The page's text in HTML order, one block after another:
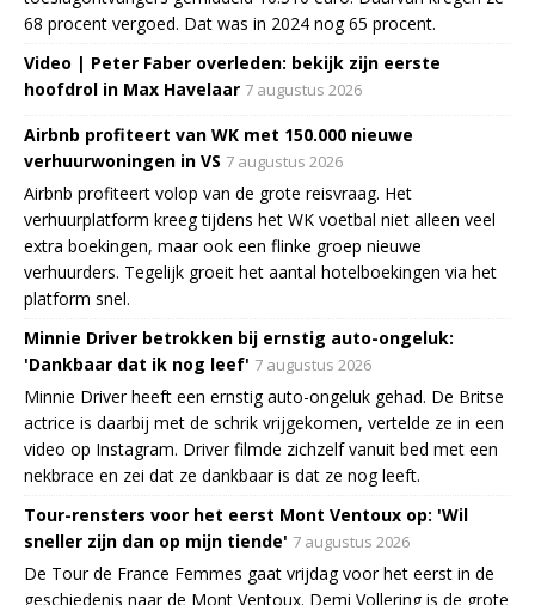
68 procent vergoed. Dat was in 2024 nog 65 procent.
Video | Peter Faber overleden: bekijk zijn eerste
hoofdrol in Max Havelaar 7 augustus 2026
Airbnb profiteert van WK met 150.000 nieuwe
verhuurwoningen in VS 7 augustus 2026
Airbnb profiteert volop van de grote reisvraag. Het
verhuurplatform kreeg tijdens het WK voetbal niet alleen veel
extra boekingen, maar ook een flinke groep nieuwe
verhuurders. Tegelijk groeit het aantal hotelboekingen via het
platform snel.
Minnie Driver betrokken bij ernstig auto-ongeluk:
'Dankbaar dat ik nog leef' 7 augustus 2026
Minnie Driver heeft een ernstig auto-ongeluk gehad. De Britse
actrice is daarbij met de schrik vrijgekomen, vertelde ze in een
video op Instagram. Driver filmde zichzelf vanuit bed met een
nekbrace en zei dat ze dankbaar is dat ze nog leeft.
Tour-rensters voor het eerst Mont Ventoux op: 'Wil
sneller zijn dan op mijn tiende' 7 augustus 2026
De Tour de France Femmes gaat vrijdag voor het eerst in de
geschiedenis naar de Mont Ventoux. Demi Vollering is de grote